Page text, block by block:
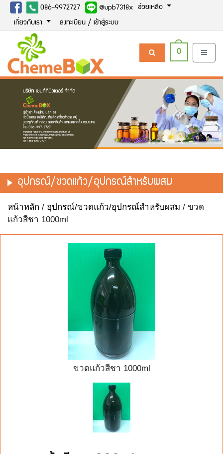
086-9972727 @upb7318x ช่วยเหลือ
เกี่ยวกับเรา ลงทะเบียน / เข้าสู่ระบบ
0
อุปกรณ์/ขวดแก้ว/อุปกรณ์สำหรับผสม
หน้าหลัก / อุปกรณ์/ขวดแก้ว/อุปกรณ์สำหรับผสม / ขวด
แก้วสีชา 1000ml
ขวดแก้วสีชา 1000ml